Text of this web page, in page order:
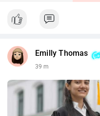
Emilly Thomas
39 m